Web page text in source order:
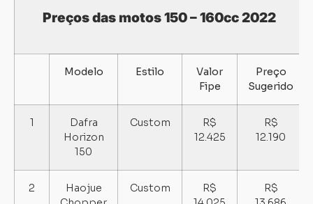
Preços das motos 150 – 160cc 2022
Modelo Estilo
Valor
Fipe
Preço
Sugerido
1
Dafra
Horizon
150
Custom
R$
12.425
R$
12.190
2
Haojue
Custom
R$
R$